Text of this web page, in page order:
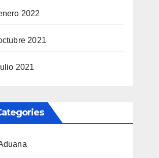
2022
2021
2021